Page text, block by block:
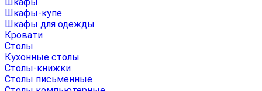
Шкафы-купе
Шкафы для одежды
Кровати
Столы
Кухонные столы
Столы-книжки
Столы письменные